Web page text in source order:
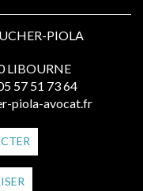
PIOLA
LIBOURNE
57 51 73 64
piola-avocat.fr